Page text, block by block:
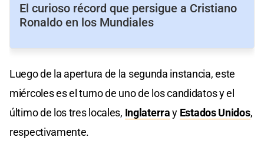
El curioso récord que persigue a Cristiano
Ronaldo en los Mundiales
Luego de la apertura de la segunda instancia, este
miércoles es el turno de uno de los candidatos y el
último de los tres locales, Inglaterray Estados Unidos,
respectivamente.